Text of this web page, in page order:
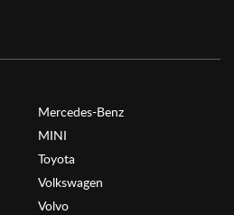
Mercedes-Benz
MINI
Toyota
Volkswagen
Volvo